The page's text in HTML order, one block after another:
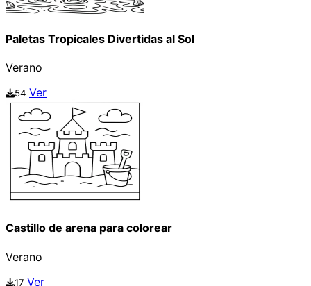
Paletas Tropicales Divertidas al Sol
Verano
54 Ver
Castillo de arena para colorear
Verano
17 Ver